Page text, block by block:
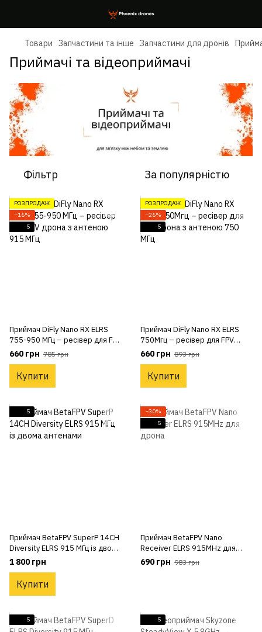
Товари Запчастини та інше Запчастини для дронів
Приймачі та відеоприймачі
Фільтр За популярністю
РОЗПРОДАЖ
−16%
5
Приймач DiFly Nano RX ELRS
755-950 МГц – ресівер для FPV
дрона з антеною 915 МГц
660 грн 785 грн
Купити
РОЗПРОДАЖ
−26%
5
Приймач DiFly Nano RX ELRS
750Мгц – ресівер для FPV
дрона з антеною 750 МГц
660 грн 893 грн
Купити
5
Приймач BetaFPV SuperP 14CH
Diversity ELRS 915 МГц із двома
антенами
1 800 грн
Купити
−30%
5
Приймач BetaFPV Nano
Receiver ELRS 915MHz для
дрона
690 грн 983 грн
5 5